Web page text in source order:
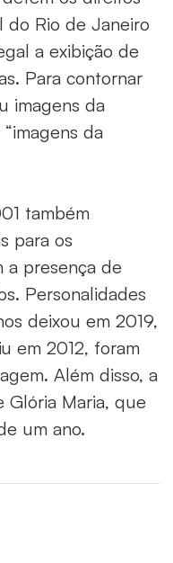
do Rio de Janeiro
a exibição de
Para contornar
imagens da
da
também
para os
a presença de
Personalidades
deixou em 2019,
em 2012, foram
Além disso, a
Glória Maria, que
um ano.